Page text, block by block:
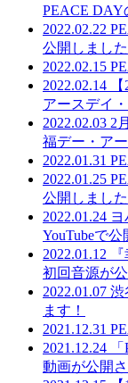
PEACE DAY
2022.02.22
公開しました
2022.02.15
2022.02.14
アースデイ
2022.02.03 2
福デー・ア
2022.01.31
2022.01.25
公開しました
2022.01.24
YouTubeで公
2022.01.12
初回音源が
2022.01.07 渋
ます！
2021.12.31
2021.12.24
動画が公開